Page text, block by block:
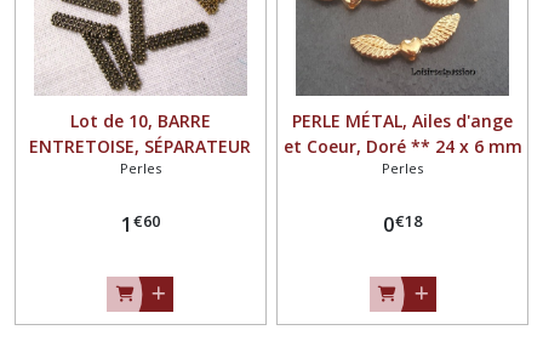
Lot de 10, BARRE
ENTRETOISE, SÉPARATEUR
PERLES, Multi rangs 7 trous
Doré, Bronze - PM01
Perles
1 €60
PERLE MÉTAL, Ailes d'ange
et Coeur, Doré ** 24 x 6 mm
** Vendu à l'unité - PM07
Perles
0€18